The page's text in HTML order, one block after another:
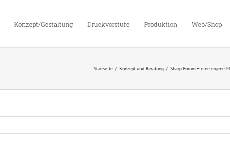
Konzept/Gestaltung Druckvorstufe Produktion Web/Shop
Startseite Konzept und Beratung Sharp Forum – eine eigene